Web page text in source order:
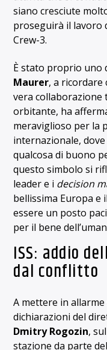
siano cresciute
proseguirà il lavoro
Crew-3.
È stato proprio uno
Maurer, a ricordare
vera collaborazione
orbitante, ha
meraviglioso per la
internazionale,
qualcosa di buono
questo simbolo si
leader e i decision
bellissima Europa e
essere un posto
per il bene
ISS: addio
dal conflitto
A mettere in
dichiarazioni del
Dmitry Rogozin,
stazione da parte